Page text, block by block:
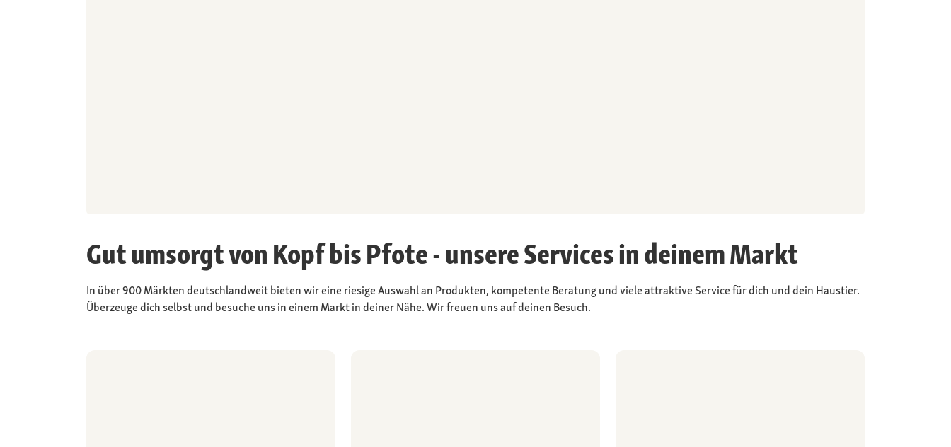
Gut umsorgt von Kopf bis Pfote - unsere Services in deinem Markt
In über 900 Märkten deutschlandweit bieten wir eine riesige Auswahl an Produkten, kompetente Beratung und viele attraktive Service für dich und dein Haustier.
Überzeuge dich selbst und besuche uns in einem Markt in deiner Nähe. Wir freuen uns auf deinen Besuch.